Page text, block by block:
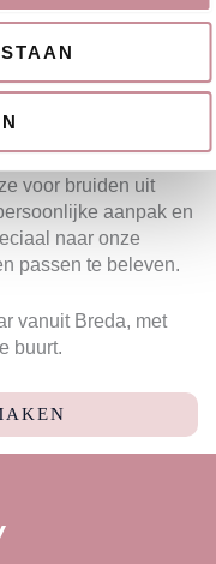
Breda
voor bruiden uit
aanpak en
naar onze
passen te beleven.
vanuit Breda, met
buurt.